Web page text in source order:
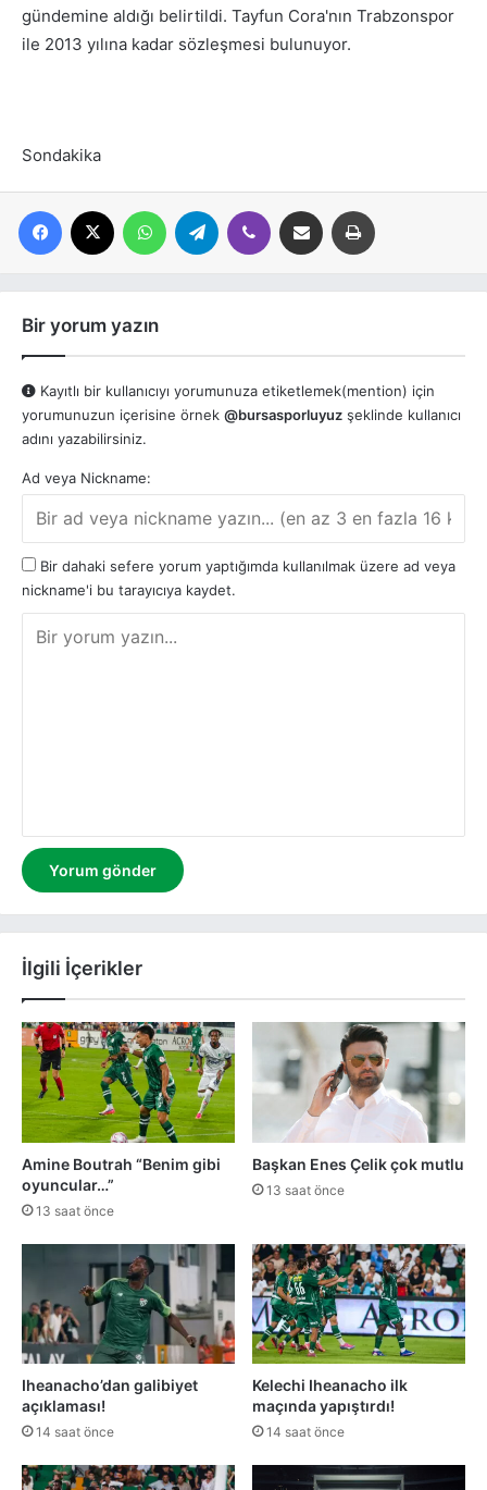
gündemine aldığı belirtildi. Tayfun Cora'nın Trabzonspor
ile 2013 yılına kadar sözleşmesi bulunuyor.
Sondakika
Facebook WhatsAppTelegram Viber E-posta ile paylaş
Bir yorum yazın
Kayıtlı bir kullanıcıyı yorumunuza etiketlemek(mention) için
yorumunuzun içerisine örnek @bursasporluyuz şeklinde kullanıcı
adını yazabilirsiniz.
Ad veya Nickname:
Bir dahaki sefere yorum yaptığımda kullanılmak üzere ad veya
nickname'i bu tarayıcıya kaydet.
İlgili İçerikler
Amine Boutrah “Benim gibi
oyuncular…”
13 saat önce
Başkan Enes Çelik çok mutlu
13 saat önce
Iheanacho’dan galibiyet
açıklaması!
14 saat önce
Kelechi Iheanacho ilk
maçında yapıştırdı!
14 saat önce